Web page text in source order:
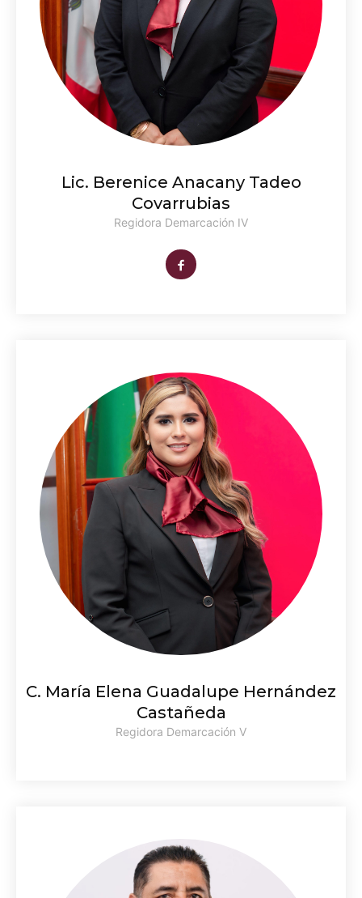
Lic. Berenice Anacany Tadeo
Covarrubias
Regidora Demarcación IV
C. María Elena Guadalupe Hernández
Castañeda
Regidora Demarcación V